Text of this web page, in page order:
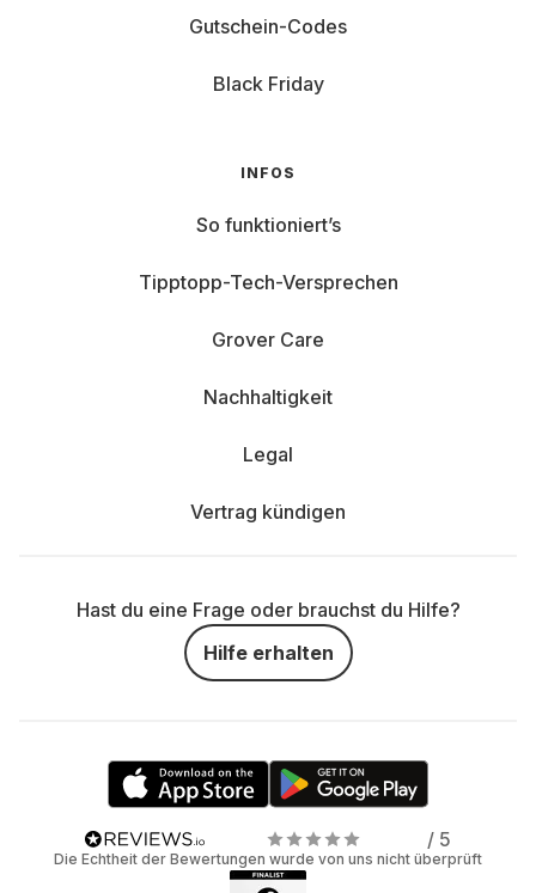
Gutschein-Codes
Black Friday
INFOS
So funktioniert’s
Tipptopp-Tech-Versprechen
Grover Care
Nachhaltigkeit
Legal
Vertrag kündigen
Hast du eine Frage oder brauchst du Hilfe?
Hilfe erhalten
/ 5
Die Echtheit der Bewertungen wurde von uns nicht überprüft